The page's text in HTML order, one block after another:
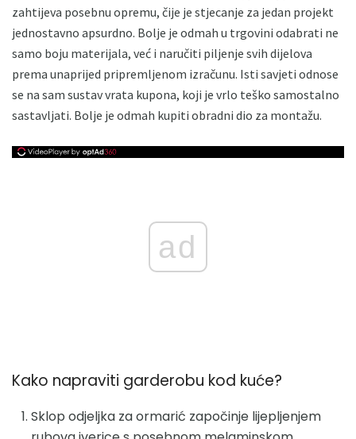
zahtijeva posebnu opremu, čije je stjecanje za jedan projekt
jednostavno apsurdno. Bolje je odmah u trgovini odabrati ne
samo boju materijala, već i naručiti piljenje svih dijelova
prema unaprijed pripremljenom izračunu. Isti savjeti odnose
se na sam sustav vrata kupona, koji je vrlo teško samostalno
sastavljati. Bolje je odmah kupiti obradni dio za montažu.
ad
Kako napraviti garderobu kod kuće?
Sklop odjeljka za ormarić započinje lijepljenjem